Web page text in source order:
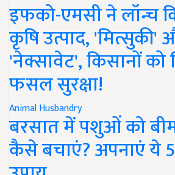
इफको-एमसी ने लॉन्च
कृषि उत्पाद, 'मित्सुकी'
'नेक्सावेट', किसानों को
फसल सुरक्षा!
Animal Husbandry
बरसात में पशुओं को
कैसे बचाएं? अपनाएं ये